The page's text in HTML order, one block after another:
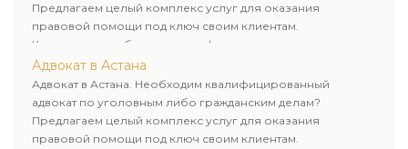
Предлагаем целый комплекс услуг для оказания
правовой помощи под ключ своим клиентам.
Комплексное обслуживание физических и юридических
лиц. Индивидуальный подход к каждому клиенту.
Адвокат в Астана
Адвокат в Астана. Необходим квалифицированный
адвокат по уголовным либо гражданским делам?
Предлагаем целый комплекс услуг для оказания
правовой помощи под ключ своим клиентам.